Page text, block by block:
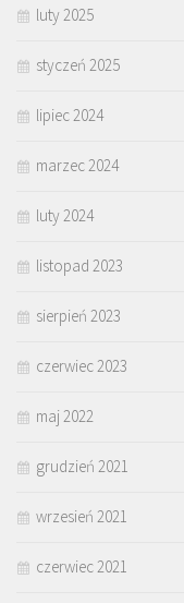
luty 2025
styczeń 2025
lipiec 2024
marzec 2024
luty 2024
listopad 2023
sierpień 2023
czerwiec 2023
maj 2022
grudzień 2021
wrzesień 2021
czerwiec 2021